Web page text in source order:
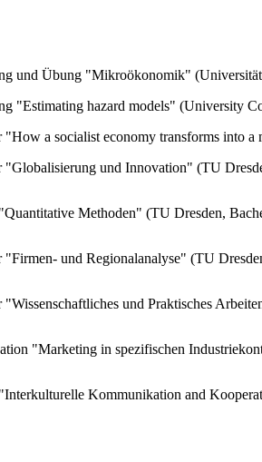
und Übung "Mikroökonomik"
"Estimating hazard models" (University
"How a socialist economy transforms into
"Globalisierung und Innovation" (TU
Methoden" (TU Dresden,
"Firmen- und Regionalanalyse" (TU
"Wissenschaftliches und Praktisches
"Marketing in spezifischen
Kommunikation and